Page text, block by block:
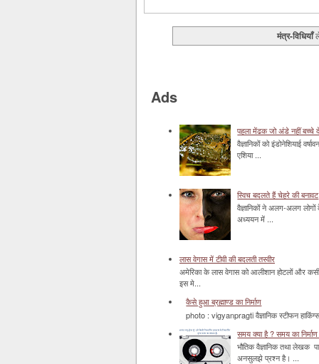
मंत्र-विधियाँ
Ads
पहला मेंढक जो अंडे नहीं बच्चे
वैज्ञानिकों को इंडोनेशियाई
एशिया ...
स्विच बदलते हैं चेहरे की बनावट
वैज्ञानिकों ने अलग-अलग
अध्ययन में ...
लास वेगास में टीवी की बदलती तस्वीर
अमेरिका के लास वेगास को आलीशान होटलों और
इस मे...
कैसे हुआ ब्रह्माण्ड का निर्माण
photo : vigyanpragti वैज्ञानिक स्टीफन
समय क्या है ? समय का
भौतिक वैज्ञानिक तथा
अनसुलझे प्रश्न है। ...